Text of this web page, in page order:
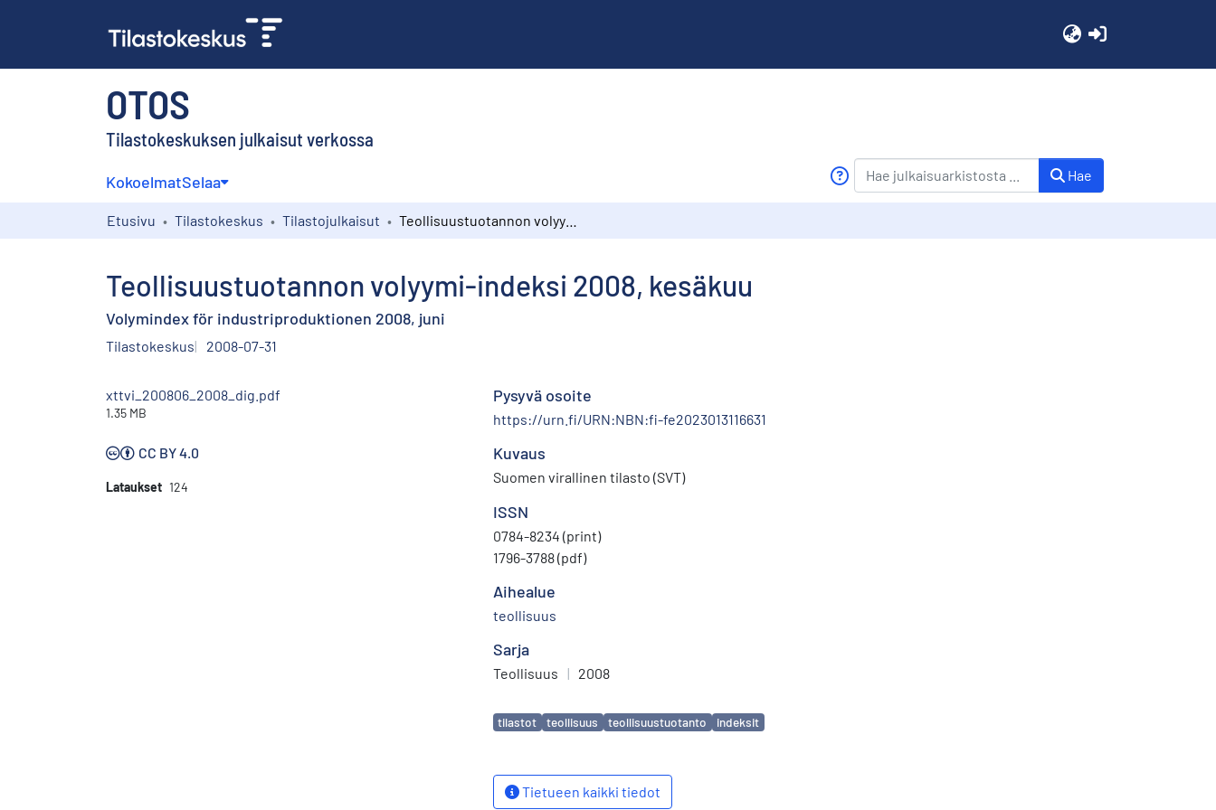
OTOS
Tilastokeskuksen julkaisut verkossa
KokoelmatSelaa Hae
Etusivu Tilastokeskus Tilastojulkaisut
Teollisuustuotannon volyymi-indeksi 2008, kesäkuu
Volymindex för industriproduktionen 2008, juni
Tilastokeskus 2008-07-31
xttvi_200806_2008_dig.pdf
1.35 MB
CC BY 4.0
Lataukset 124
Pysyvä osoite
https://urn.fi/URN:NBN:fi-fe2023013116631
Kuvaus
Suomen virallinen tilasto (SVT)
ISSN
0784-8234 (print)
1796-3788 (pdf)
Aihealue
teollisuus
Sarja
Teollisuus | 2008
Avainsanat
tilastot teollisuus teollisuustuotanto indeksit
Tietueen kaikki tiedot